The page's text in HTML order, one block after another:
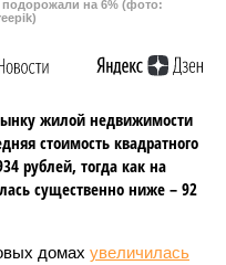
на 6% (фото:
жилой недвижимости
стоимость квадратного
рублей, тогда как на
существенно ниже – 92
домах увеличилась